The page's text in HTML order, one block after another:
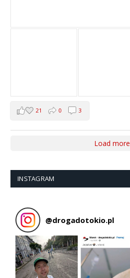
21 0 3
Load more
INSTAGRAM
@drogadotokio.pl